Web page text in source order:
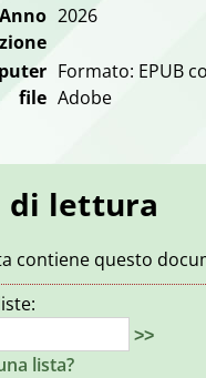
Anno 2026
file
Formato: EPUB
Adobe
di lettura
contiene questo
>>
lista?